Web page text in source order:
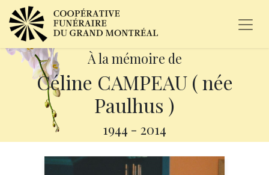
À la mémoire de
Céline CAMPEAU ( née
Paulhus )
1944 - 2014